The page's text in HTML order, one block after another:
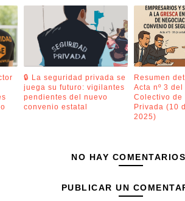
🔒 La seguridad privada se
juega su futuro: vigilantes
pendientes del nuevo
convenio estatal
Resumen
Acta nº 3
Colectivo de
Privada (10
2025)
NO HAY
PUBLICAR UN